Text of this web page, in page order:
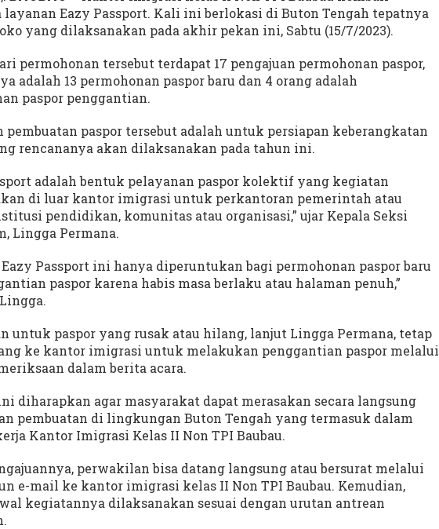
layanan Eazy Passport. Kali ini berlokasi di Buton Tengah tepatnya
yang dilaksanakan pada akhir pekan ini, Sabtu (15/7/2023).
permohonan tersebut terdapat 17 pengajuan permohonan paspor,
adalah 13 permohonan paspor baru dan 4 orang adalah
paspor penggantian.
pembuatan paspor tersebut adalah untuk persiapan keberangkatan
rencananya akan dilaksanakan pada tahun ini.
adalah bentuk pelayanan paspor kolektif yang kegiatan
di luar kantor imigrasi untuk perkantoran pemerintah atau
pendidikan, komunitas atau organisasi,” ujar Kepala Seksi
Lingga Permana.
Eazy Passport ini hanya diperuntukan bagi permohonan paspor baru
paspor karena habis masa berlaku atau halaman penuh,”
untuk paspor yang rusak atau hilang, lanjut Lingga Permana, tetap
ke kantor imigrasi untuk melakukan penggantian paspor melalui
dalam berita acara.
diharapkan agar masyarakat dapat merasakan secara langsung
pembuatan di lingkungan Buton Tengah yang termasuk dalam
Kantor Imigrasi Kelas II Non TPI Baubau.
perwakilan bisa datang langsung atau bersurat melalui
e-mail ke kantor imigrasi kelas II Non TPI Baubau. Kemudian,
kegiatannya dilaksanakan sesuai dengan urutan antrean